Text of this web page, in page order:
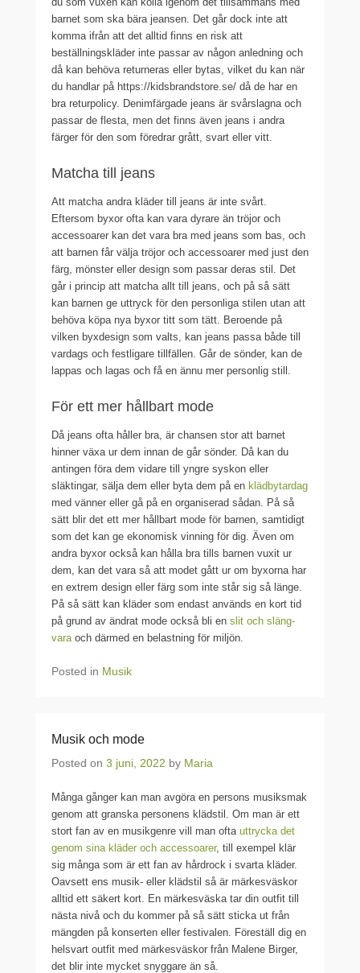
barnet som ska bära jeansen. Det går dock inte att
komma ifrån att det alltid finns en risk att
beställningskläder inte passar av någon anledning och
då kan behöva returneras eller bytas, vilket du kan när
du handlar på https://kidsbrandstore.se/ då de har en
bra returpolicy. Denimfärgade jeans är svårslagna och
passar de flesta, men det finns även jeans i andra
färger för den som föredrar grått, svart eller vitt.
Matcha till jeans
Att matcha andra kläder till jeans är inte svårt.
Eftersom byxor ofta kan vara dyrare än tröjor och
accessoarer kan det vara bra med jeans som bas, och
att barnen får välja tröjor och accessoarer med just den
färg, mönster eller design som passar deras stil. Det
går i princip att matcha allt till jeans, och på så sätt
kan barnen ge uttryck för den personliga stilen utan att
behöva köpa nya byxor titt som tätt. Beroende på
vilken byxdesign som valts, kan jeans passa både till
vardags och festligare tillfällen. Går de sönder, kan de
lappas och lagas och få en ännu mer personlig still.
För ett mer hållbart mode
Då jeans ofta håller bra, är chansen stor att barnet
hinner växa ur dem innan de går sönder. Då kan du
antingen föra dem vidare till yngre syskon eller
släktingar, sälja dem eller byta dem på en klädbytardag
med vänner eller gå på en organiserad sådan. På så
sätt blir det ett mer hållbart mode för barnen, samtidigt
som det kan ge ekonomisk vinning för dig. Även om
andra byxor också kan hålla bra tills barnen vuxit ur
dem, kan det vara så att modet gått ur om byxorna har
en extrem design eller färg som inte står sig så länge.
På så sätt kan kläder som endast används en kort tid
på grund av ändrat mode också bli en slit och släng-
varaoch därmed en belastning för miljön.
Posted in Musik
Musik och mode
Posted on 3 juni, 2022 by Maria
Många gånger kan man avgöra en persons musiksmak
genom att granska personens klädstil. Om man är ett
stort fan av en musikgenre vill man ofta uttrycka det
genom sina kläder och accessoarer, till exempel klär
sig många som är ett fan av hårdrock i svarta kläder.
Oavsett ens musik- eller klädstil så är märkesväskor
alltid ett säkert kort. En märkesväska tar din outfit till
nästa nivå och du kommer på så sätt sticka ut från
mängden på konserten eller festivalen. Föreställ dig en
helsvart outfit med märkesväskor från Malene Birger,
det blir inte mycket snyggare än så.